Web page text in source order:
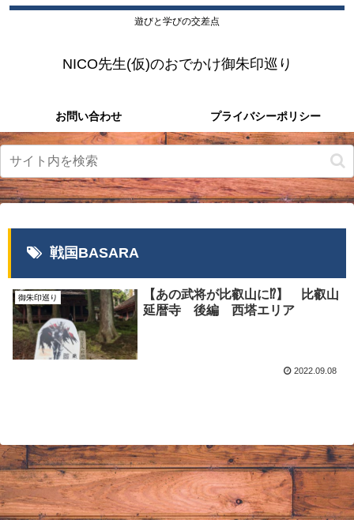
遊びと学びの交差点
NICO先生(仮)のおでかけ御朱印巡り
お問い合わせ プライバシーポリシー
戦国BASARA
御朱印巡り
【あの武将が比叡山に⁉】 比叡山
延暦寺 後編 西塔エリア
2022.09.08